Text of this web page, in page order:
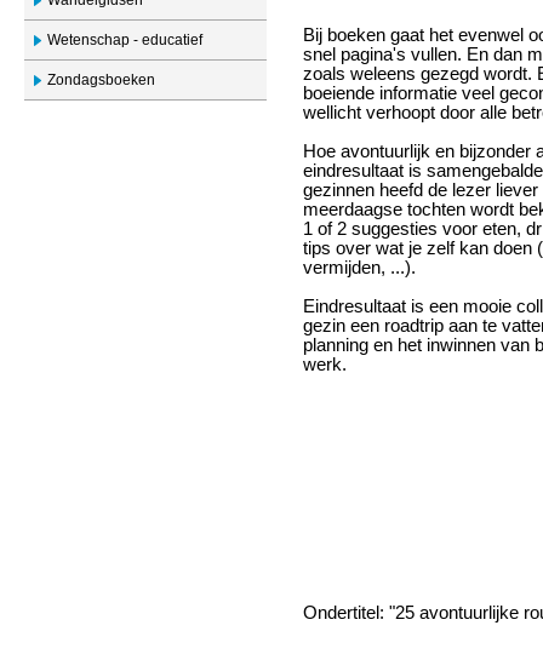
Wetenschap - educatief
Zondagsboeken
Bij boeken gaat het evenwel
snel pagina's vullen. En dan
zoals weleens gezegd wordt.
boeiende informatie veel
wellicht verhoopt door alle
Hoe avontuurlijk en bijzonder
eindresultaat is
gezinnen heefd de lezer
meerdaagse tochten wordt
1 of 2 suggesties voor eten,
tips over wat je zelf kan doen
vermijden, ...).
Eindresultaat is een mooie
gezin een roadtrip aan te
planning en het inwinnen van
werk.
Ondertitel: "25 avontuurlijke